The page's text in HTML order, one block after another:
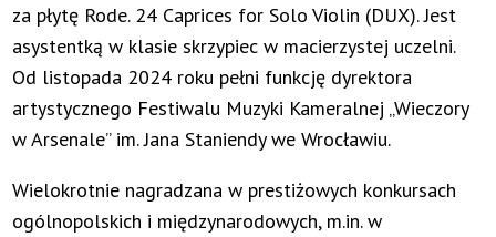
za płytę Rode. 24 Caprices for Solo Violin (DUX). Jest
asystentką w klasie skrzypiec w macierzystej uczelni.
Od listopada 2024 roku pełni funkcję dyrektora
artystycznego Festiwalu Muzyki Kameralnej „Wieczory
w Arsenale” im. Jana Staniendy we Wrocławiu.
Wielokrotnie nagradzana w prestiżowych konkursach
ogólnopolskich i międzynarodowych, m.in. w